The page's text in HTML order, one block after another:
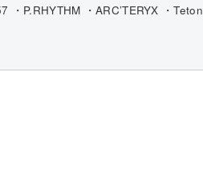
・P.RHYTHM ・ARC’TERYX ・Teton